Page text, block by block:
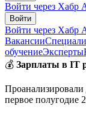
Войти через Хабр
Войти
Войти через Хабр
Вакансии
обучениеЭксперты
💰 Зарплаты в IT
Проанализировали
первое полугодие